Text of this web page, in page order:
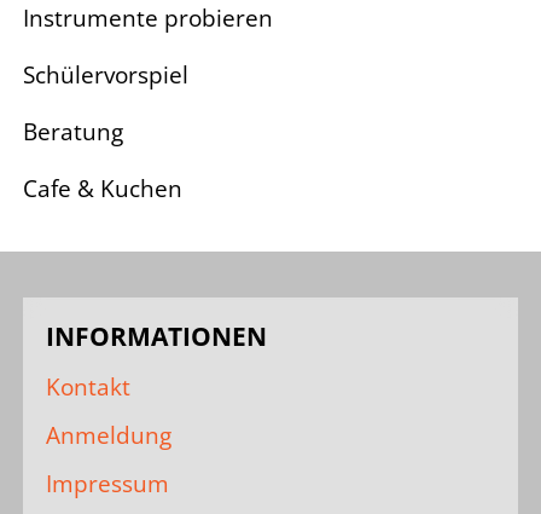
Instrumente probieren
Schülervorspiel
Beratung
Cafe & Kuchen
INFORMATIONEN
Kontakt
Anmeldung
Impressum